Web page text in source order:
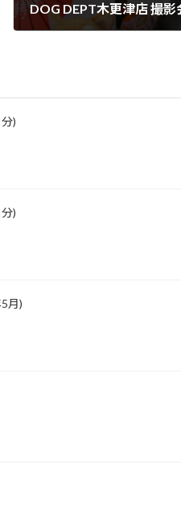
DOG DEPT木更津店 撮
)
)
月)